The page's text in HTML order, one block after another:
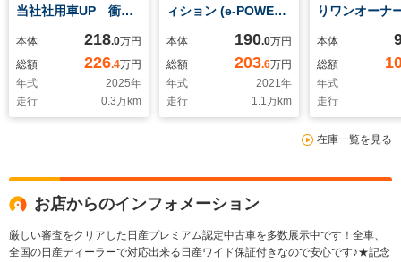
当社社用車UP 衝突
み間違い衝突防止
NissanConnectイン
フォテインメントシス
テム アラウンドビュ
ー 前後ドライブレコ
キュリティ 禁煙車
本体 218.0万円
総額
226.4万円
年式
2025年
走行
0.3万km
ィション (e-POWER)
ー 衝突被害軽減ブレ
ーキ 踏み間違い衝突
防止 メモリーナビ
アラウンドビュー 前
後ドライブレコーダ
ムアシスト スマート
ルームミラー
本体 190.0万円
総額
203.6万円
年式
2021年
走行
1.1万km
りワンオー
み間違い衝突
モリーナビ
ドビューモニ
ライブレコ
ETC2.0 LED
ライト ハイ
ムミラー
本体
総額
年式
走行
在庫一覧を見る
お店からのインフォメーション
厳しい審査をクリアした日産プレミアム認定中古車を多数展示中です！全車、
全国の日産ディーラーで対応出来る日産ワイド保証付きなので安心です♪★記念